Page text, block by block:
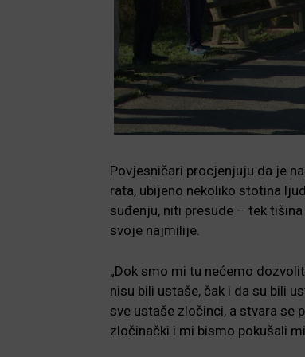
Povjesničari procjenjuju da je
rata, ubijeno nekoliko stotina
suđenju, niti presude – tek
svoje najmilije.
„Dok smo mi tu nećemo
nisu bili ustaše, čak i da su bili
sve ustaše zločinci, a stvara se
zločinački i mi bismo pokušali